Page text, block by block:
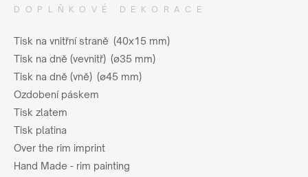
DOPLŇKOVÉ DEKORACE
Tisk na vnitřní straně (40x15 mm)
Tisk na dně (vevnitř) (ø35 mm)
Tisk na dně (vně) (ø45 mm)
Ozdobení páskem
Tisk zlatem
Tisk platina
Over the rim imprint
Hand Made - rim painting